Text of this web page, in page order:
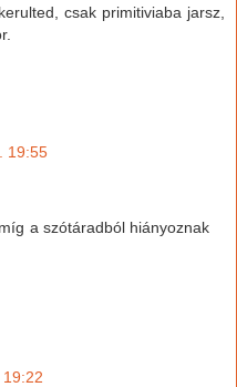
csak primitiviaba jarsz,
19:55
a szótáradból hiányoznak